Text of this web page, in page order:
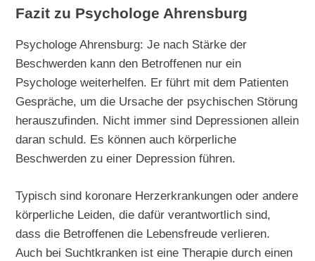
Fazit zu Psychologe Ahrensburg
Psychologe Ahrensburg: Je nach Stärke der
Beschwerden kann den Betroffenen nur ein
Psychologe weiterhelfen. Er führt mit dem Patienten
Gespräche, um die Ursache der psychischen Störung
herauszufinden. Nicht immer sind Depressionen allein
daran schuld. Es können auch körperliche
Beschwerden zu einer Depression führen.
Typisch sind koronare Herzerkrankungen oder andere
körperliche Leiden, die dafür verantwortlich sind,
dass die Betroffenen die Lebensfreude verlieren.
Auch bei Suchtkranken ist eine Therapie durch einen